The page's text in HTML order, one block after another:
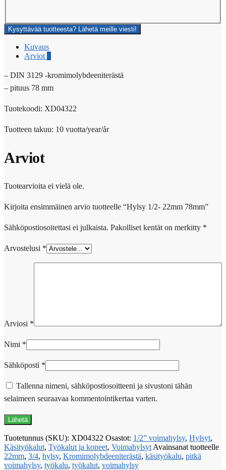
Kysyttävää tuotteesta? Lähetä meille viesti!
Kuvaus
Arviot 0
– DIN 3129 -kromimolybdeeniterästä
– pituus 78 mm
Tuotekoodi: XD04322
Tuotteen takuu: 10 vuotta/year/år
Arviot
Tuotearvioita ei vielä ole.
Kirjoita ensimmäinen arvio tuotteelle “Hylsy 1/2- 22mm 78mm”
Sähköpostiosoitettasi ei julkaista. Pakolliset kentät on merkitty *
Arvostelusi *
Arviosi *
Nimi *
Sähköposti *
Tallenna nimeni, sähköpostiosoitteeni ja sivustoni tähän
selaimeen seuraavaa kommentointikertaa varten.
Tuotetunnus (SKU): XD04322 Osastot: 1/2” voimahylsy, Hylsyt,
Käsityökalut, Työkalut ja koneet, Voimahylsyt Avainsanat tuotteelle
22mm, 3/4, hylsy, Kromimolybdeeniterästä, käsityökalu, pitkä
voimahylsy, työkalu, työkalut, voimahylsy